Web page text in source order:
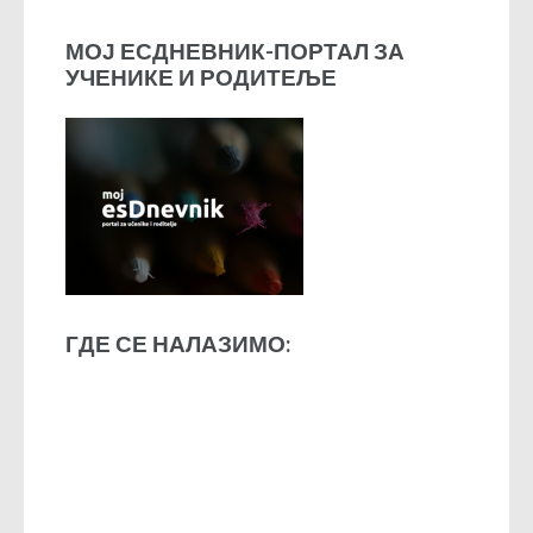
МОЈ ЕСДНЕВНИК-ПОРТАЛ ЗА
УЧЕНИКЕ И РОДИТЕЉЕ
ГДЕ СЕ НАЛАЗИМО: